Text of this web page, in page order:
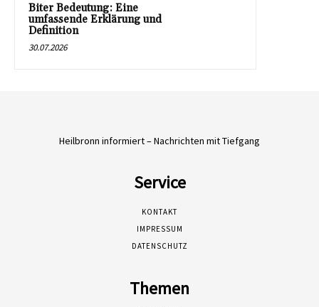
Biter Bedeutung: Eine
umfassende Erklärung und
Definition
30.07.2026
Heilbronn informiert – Nachrichten mit Tiefgang
Service
KONTAKT
IMPRESSUM
DATENSCHUTZ
Themen